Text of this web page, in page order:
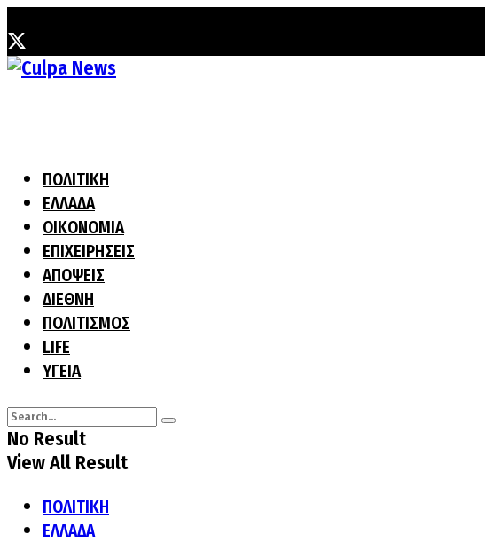
ΠΟΛΙΤΙΚΗ
ΕΛΛΑΔΑ
ΟΙΚΟΝΟΜΙΑ
ΕΠΙΧΕΙΡΗΣΕΙΣ
ΑΠΟΨΕΙΣ
ΔΙΕΘΝΗ
ΠΟΛΙΤΙΣΜΟΣ
LIFE
ΥΓΕΙΑ
No Result
View All Result
ΠΟΛΙΤΙΚΗ
ΕΛΛΑΔΑ